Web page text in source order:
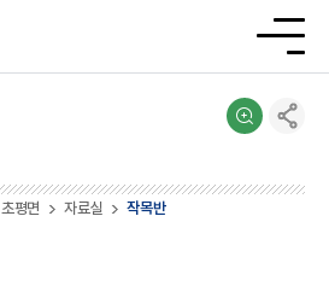
초평면 자료실 작목반